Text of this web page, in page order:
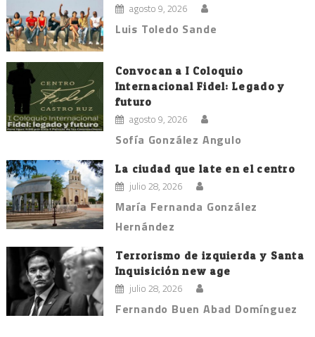
agosto 9, 2026
Luis Toledo Sande
Convocan a I Coloquio
Internacional Fidel: Legado y
futuro
agosto 9, 2026
Sofía González Angulo
La ciudad que late en el centro
julio 28, 2026
María Fernanda González
Hernández
Terrorismo de izquierda y Santa
Inquisición new age
julio 28, 2026
Fernando Buen Abad Domínguez